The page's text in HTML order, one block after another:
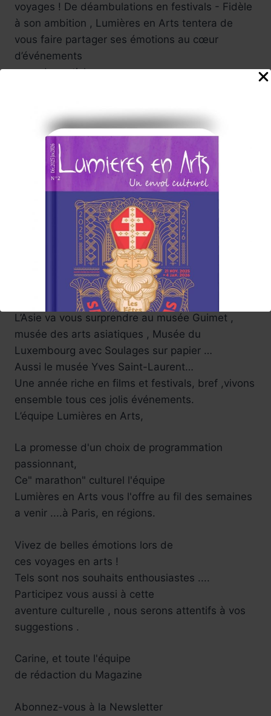
voyages ! De déambulations en festivals - Fidèle
à son ambition , Lumières en Arts tentera de
vous faire partager ses émotions au cœur
d’événements
avec des articles
Lumières en Arts proposera reportages, brèves,
Avant-premières. Focus, portraits… au fil des
semaines.
Une année 2026 qui commence sous les
meilleures auspices , la team dévoilera des
Sélections parcours.
Parmi ses coups de cœur : Expositions, moments
forts du 7ème Art , festivals , rencontre avec des
À Paris , voyage au cœur du monde : l’artiste
afro-américaine Mickalene Thomas avec
au grand palais.
L’Asie va vous surprendre au musée Guimet ,
musée des arts asiatiques , Musée du
Luxembourg avec Soulages sur papier …
Aussi le musée Yves Saint-Laurent…
Une année riche en films et festivals, bref ,vivons
ensemble tous ces jolis événements.
L’équipe Lumières en Arts,
La promesse d'un choix de programmation
passionnant,
Ce" marathon" culturel l'équipe
Lumières en Arts vous l'offre au fil des semaines
a venir ....à Paris, en régions.
Vivez de belles émotions lors de
ces voyages en arts !
Tels sont nos souhaits enthousiastes ....
Participez vous aussi à cette
aventure culturelle , nous serons attentifs à vos
suggestions .
Carine, et toute l'équipe
de rédaction du Magazine
Abonnez-vous à la Newsletter